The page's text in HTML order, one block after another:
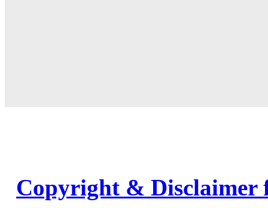
Copyright & Disclaimer